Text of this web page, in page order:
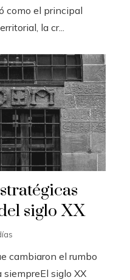
como el principal
la cr...
siglo XX
cambiaron el rumbo
siglo XX